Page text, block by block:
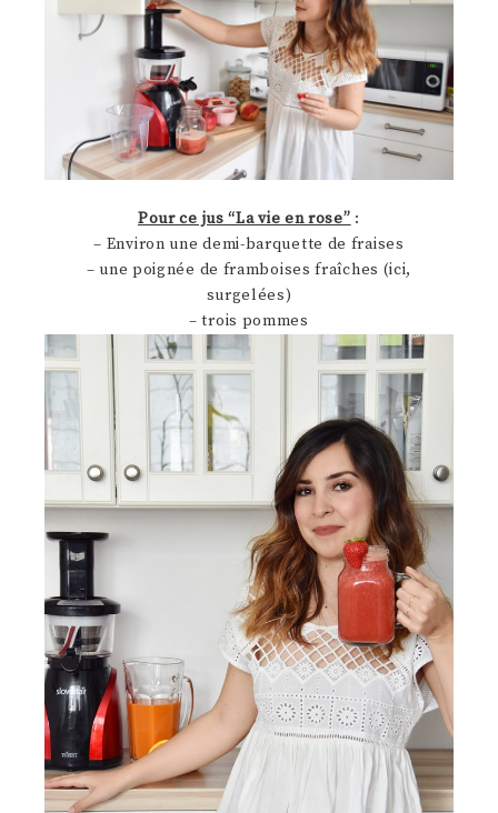
Pour ce jus “La vie en rose” :
– Environ une demi-barquette de fraises
– une poignée de framboises fraîches (ici,
surgelées)
– trois pommes